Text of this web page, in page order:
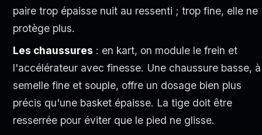
paire trop épaisse nuit au ressenti ; trop fine, elle ne
protège plus.
Les chaussures : en kart, on module le frein et
l'accélérateur avec finesse. Une chaussure basse, à
semelle fine et souple, offre un dosage bien plus
précis qu'une basket épaisse. La tige doit être
resserrée pour éviter que le pied ne glisse.